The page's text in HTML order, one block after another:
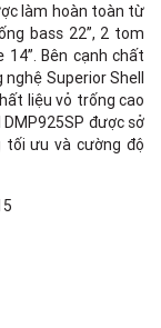
làm hoàn toàn từ
bass 22”, 2 tom
14”. Bên cạnh chất
Superior Shell
liệu vỏ trống cao
được sở
ưu và cường độ